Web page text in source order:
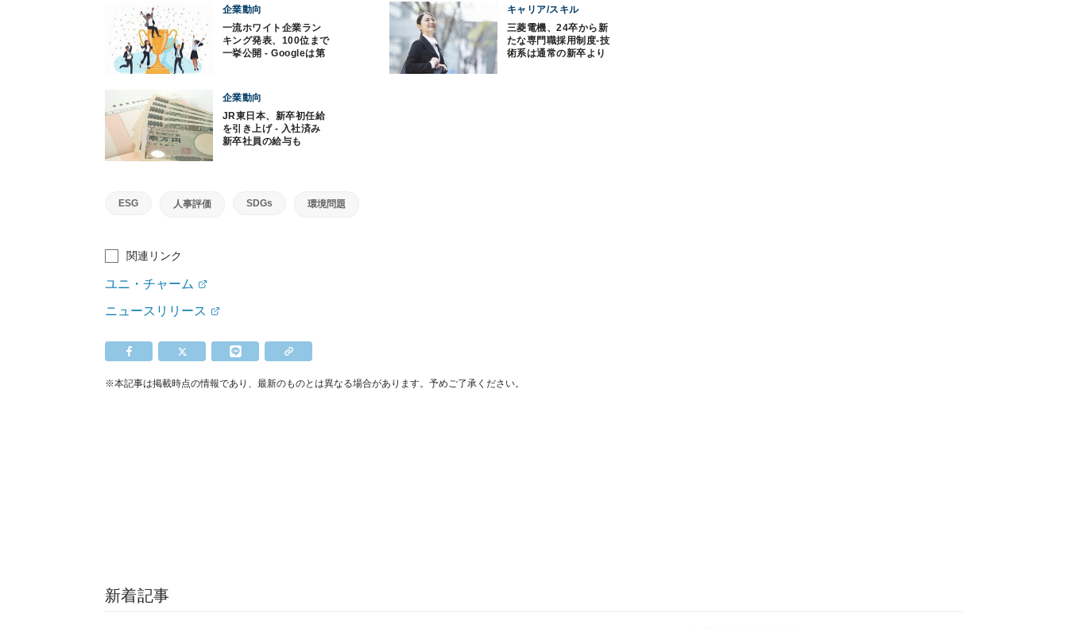
企業動向
一流ホワイト企業ラン
キング発表、100位まで
一挙公開 - Googleは第
キャリア/スキル
三菱電機、24卒から新
たな専門職採用制度-技
術系は通常の新卒より
企業動向
JR東日本、新卒初任給
を引き上げ - 入社済み
新卒社員の給与も
ESG 人事評価 SDGs 環境問題
関連リンク
ユニ・チャーム
ニュースリリース
※本記事は掲載時点の情報であり、最新のものとは異なる場合があります。予めご了承ください。
新着記事